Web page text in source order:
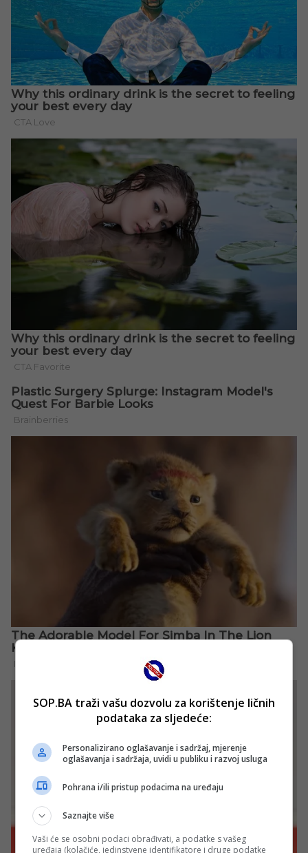
SOP.BA traži vašu dozvolu za korištenje ličnih
podataka za sljedeće:
Personalizirano oglašavanje i sadržaj, mjerenje
oglašavanja i sadržaja, uvidi u publiku i razvoj usluga
Pohrana i/ili pristup podacima na uređaju
Saznajte više
Vaši će se osobni podaci obrađivati, a podatke s vašeg
uređaja (kolačiće, jedinstvene identifikatore i druge podatke